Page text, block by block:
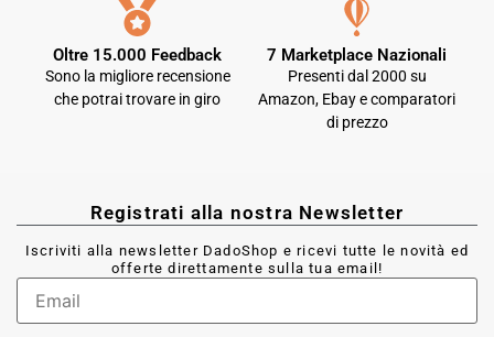
Oltre 15.000 Feedback
Sono la migliore recensione
che potrai trovare in giro
7 Marketplace Nazionali
Presenti dal 2000 su
Amazon, Ebay e comparatori
di prezzo
Registrati alla nostra Newsletter
Iscriviti alla newsletter DadoShop e ricevi tutte le novità ed
offerte direttamente sulla tua email!